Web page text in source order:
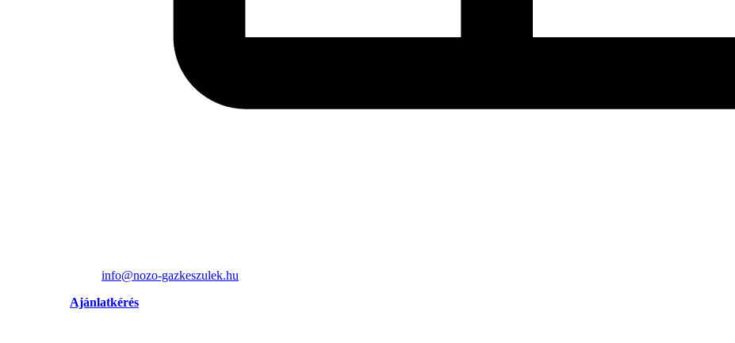
info@nozo-gazkeszulek.hu
Ajánlatkérés